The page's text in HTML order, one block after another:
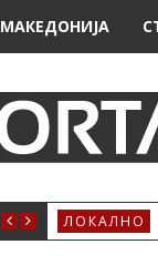
МАКЕДОНИЈА
ЛОКАЛНО